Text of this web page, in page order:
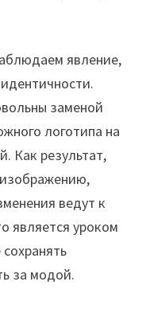
явление,
заменой
логотипа на
Как результат,
ведут к
является уроком
за модой.